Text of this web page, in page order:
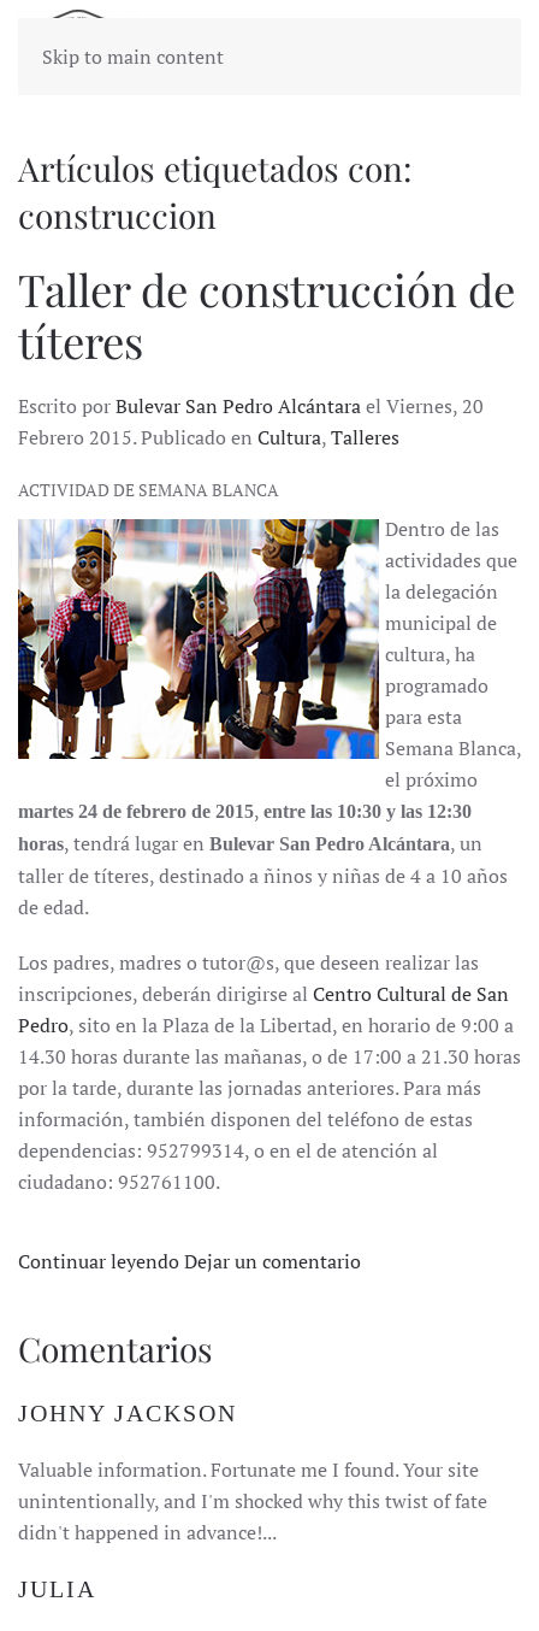
Skip to main content
Artículos etiquetados con:
construccion
Taller de construcción de
títeres
Escrito porBulevar San Pedro Alcántarael Viernes, 20
Febrero 2015. Publicado en Cultura,Talleres
ACTIVIDAD DE SEMANA BLANCA
Dentro de las
actividades que
la delegación
municipal de
cultura, ha
programado
para esta
Semana Blanca,
el próximo
martes 24 de febrero de 2015, entre las 10:30 y las 12:30
horas, tendrá lugar en Bulevar San Pedro Alcántara, un
taller de títeres, destinado a ñinos y niñas de 4 a 10 años
de edad.
Los padres, madres o tutor@s, que deseen realizar las
inscripciones, deberán dirigirse al Centro Cultural de San
Pedro, sito en la Plaza de la Libertad, en horario de 9:00 a
14.30 horas durante las mañanas, o de 17:00 a 21.30 horas
por la tarde, durante las jornadas anteriores. Para más
información, también disponen del teléfono de estas
dependencias: 952799314, o en el de atención al
ciudadano: 952761100.
Continuar leyendoDejar un comentario
Comentarios
JOHNY JACKSON
Valuable information. Fortunate me I found. Your site
unintentionally, and I'm shocked why this twist of fate
didn't happened in advance!...
JULIA